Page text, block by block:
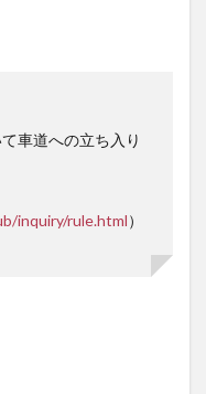
車道への立ち入り
inquiry/rule.html）